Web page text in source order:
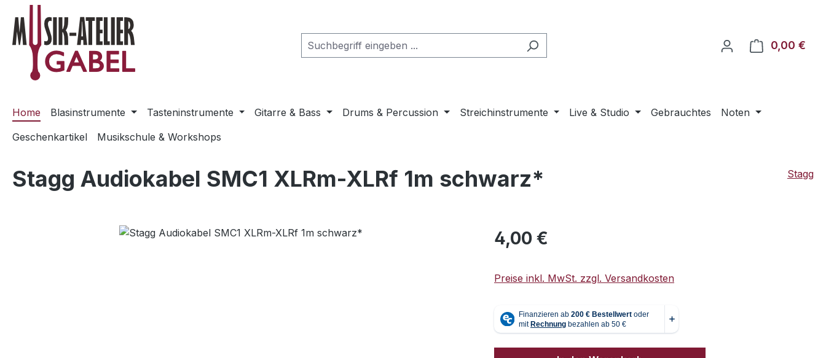
Hauptinhalt springen
Zur Suche springen
Zur Hauptnavigation springen
0,00 €
Home Blasinstrumente Tasteninstrumente Gitarre & Bass Drums & Percussion Streichinstrumente Live & Studio Gebrauchtes
Noten
Geschenkartikel
Musikschule & Workshops
Stagg Audiokabel SMC1 XLRm-XLRf 1m schwarz* Stagg
Bildergalerie überspringen Regulärer Preis:
4,00 €
Preise inkl. MwSt. zzgl. Versandkosten